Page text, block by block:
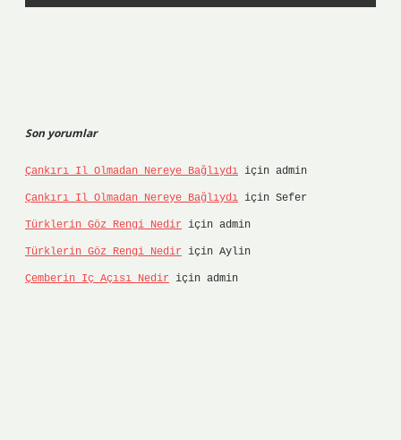
Son yorumlar
Çankırı Il Olmadan Nereye Bağlıydı için admin
Çankırı Il Olmadan Nereye Bağlıydı için Sefer
Türklerin Göz Rengi Nedir için admin
Türklerin Göz Rengi Nedir için Aylin
Çemberin Iç Açısı Nedir için admin